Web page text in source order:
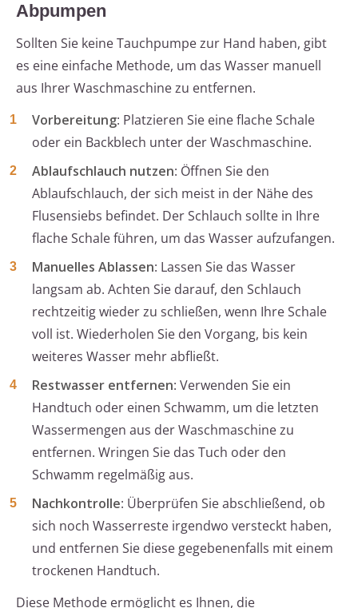
Abpumpen
Sollten Sie keine Tauchpumpe zur Hand haben, gibt
es eine einfache Methode, um das Wasser manuell
aus Ihrer Waschmaschine zu entfernen.
Vorbereitung: Platzieren Sie eine flache Schale
oder ein Backblech unter der Waschmaschine.
Ablaufschlauch nutzen: Öffnen Sie den
Ablaufschlauch, der sich meist in der Nähe des
Flusensiebs befindet. Der Schlauch sollte in Ihre
flache Schale führen, um das Wasser aufzufangen.
Manuelles Ablassen: Lassen Sie das Wasser
langsam ab. Achten Sie darauf, den Schlauch
rechtzeitig wieder zu schließen, wenn Ihre Schale
voll ist. Wiederholen Sie den Vorgang, bis kein
weiteres Wasser mehr abfließt.
Restwasser entfernen: Verwenden Sie ein
Handtuch oder einen Schwamm, um die letzten
Wassermengen aus der Waschmaschine zu
entfernen. Wringen Sie das Tuch oder den
Schwamm regelmäßig aus.
Nachkontrolle: Überprüfen Sie abschließend, ob
sich noch Wasserreste irgendwo versteckt haben,
und entfernen Sie diese gegebenenfalls mit einem
trockenen Handtuch.
Diese Methode ermöglicht es Ihnen, die